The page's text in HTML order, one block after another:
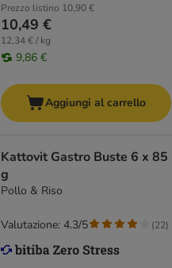
Prezzo listino 10,90 €
10,49 €
12,34 € / kg
9,86 €
Aggiungi al carrello
Kattovit Gastro Buste 6 x 85
g
Pollo & Riso
Valutazione: 4.3/5 (22)